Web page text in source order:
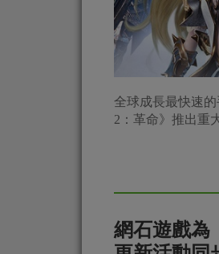
全球成長最快速的
2：革命》推出重
網石遊戲為